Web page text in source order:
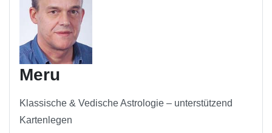
Meru
Klassische & Vedische Astrologie – unterstützend
Kartenlegen